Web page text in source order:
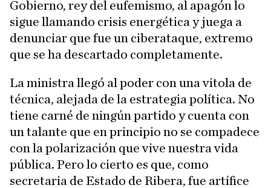
Gobierno, rey del eufemismo, al apagón lo
sigue llamando crisis energética y juega a
denunciar que fue un ciberataque, extremo
que se ha descartado completamente.
La ministra llegó al poder con una vitola de
técnica, alejada de la estrategia política. No
tiene carné de ningún partido y cuenta con
un talante que en principio no se compadece
con la polarización que vive nuestra vida
pública. Pero lo cierto es que, como
secretaria de Estado de Ribera, fue artífice